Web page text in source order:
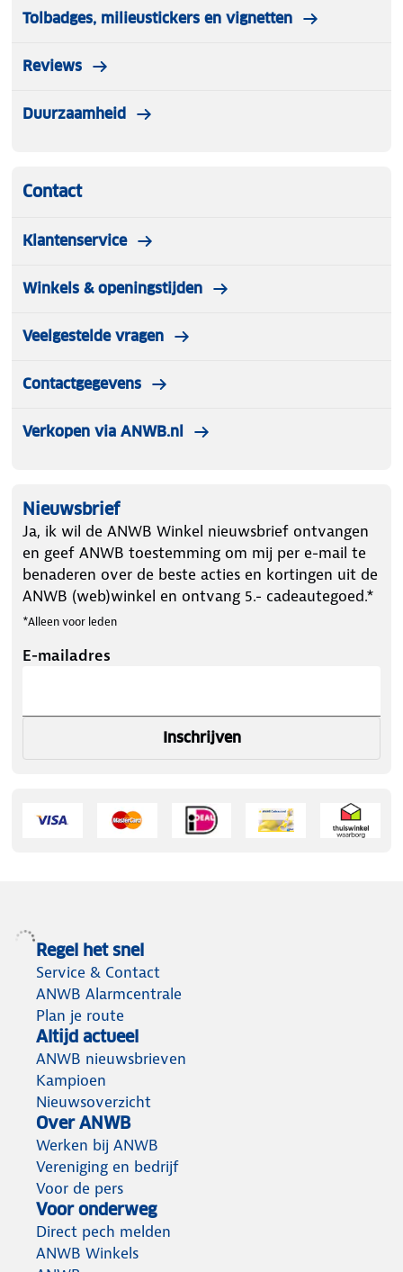
Tolbadges, milieustickers en vignetten
Reviews
Duurzaamheid
Contact
Klantenservice
Winkels & openingstijden
Veelgestelde vragen
Contactgegevens
Verkopen via ANWB.nl
Nieuwsbrief
Ja, ik wil de ANWB Winkel nieuwsbrief ontvangen
en geef ANWB toestemming om mij per e-mail te
benaderen over de beste acties en kortingen uit de
ANWB (web)winkel en ontvang 5.- cadeautegoed.*
*Alleen voor leden
E-mailadres
Inschrijven
Regel het snel
Service & Contact
ANWB Alarmcentrale
Plan je route
Altijd actueel
ANWB nieuwsbrieven
Kampioen
Nieuwsoverzicht
Over ANWB
Werken bij ANWB
Vereniging en bedrijf
Voor de pers
Voor onderweg
Direct pech melden
ANWB Winkels